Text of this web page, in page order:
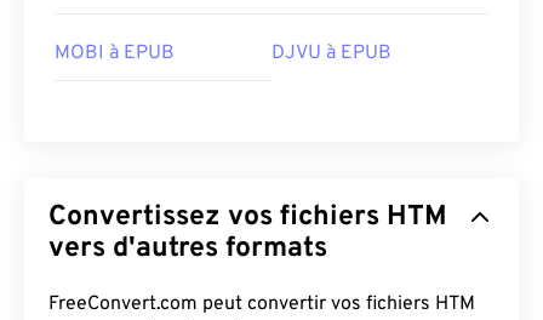
MOBI à EPUB DJVU à EPUB
Convertissez vos fichiers HTM
vers d'autres formats
FreeConvert.com peut convertir vos fichiers HTM